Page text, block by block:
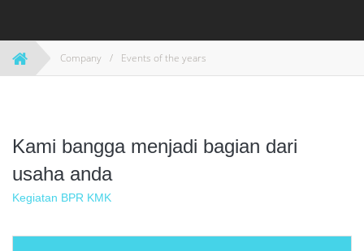
Company / Events of the years
Kami bangga menjadi bagian dari
usaha anda
Kegiatan BPR KMK